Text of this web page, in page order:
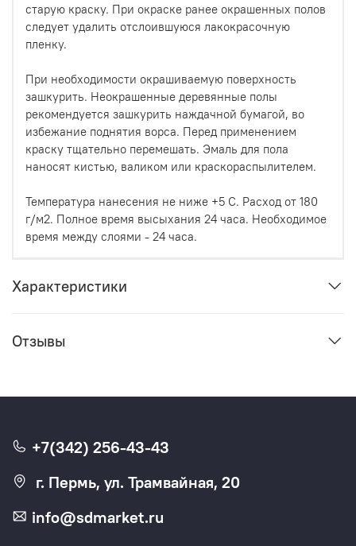
старую краску. При окраске ранее окрашенных полов
следует удалить отслоившуюся лакокрасочную
пленку.
При необходимости окрашиваемую поверхность
зашкурить. Неокрашенные деревянные полы
рекомендуется зашкурить наждачной бумагой, во
избежание поднятия ворса. Перед применением
краску тщательно перемешать. Эмаль для пола
наносят кистью, валиком или краскораспылителем.
Температура нанесения не ниже +5 С. Расход от 180
г/м2. Полное время высыхания 24 часа. Необходимое
время между слоями - 24 часа.
Характеристики
Отзывы
+7(342) 256-43-43
г. Пермь, ул. Трамвайная, 20
info@sdmarket.ru